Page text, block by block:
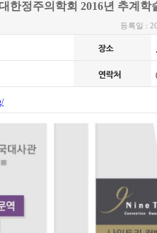
한정주의학회 2016년 추계학
등록일 :